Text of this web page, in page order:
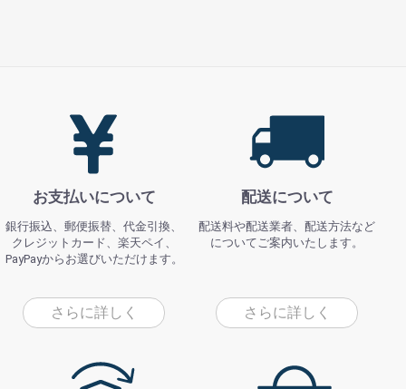
お支払いについて
銀行振込、郵便振替、代金引換、
クレジットカード、楽天ペイ、
PayPayからお選びいただけます。
さらに詳しく
配送について
配送料や配送業者、配送方法など
についてご案内いたします。
さらに詳しく